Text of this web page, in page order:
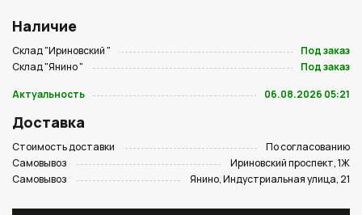
Наличие
Склад "Ириновский "
Под заказ
Склад "Янино "
Под заказ
Актуальность
06.08.2026 05:21
Доставка
Стоимость доставки
По согласованию
Самовывоз
Ириновский проспект, 1Ж
Самовывоз
Янино, Индустриальная улица, 21